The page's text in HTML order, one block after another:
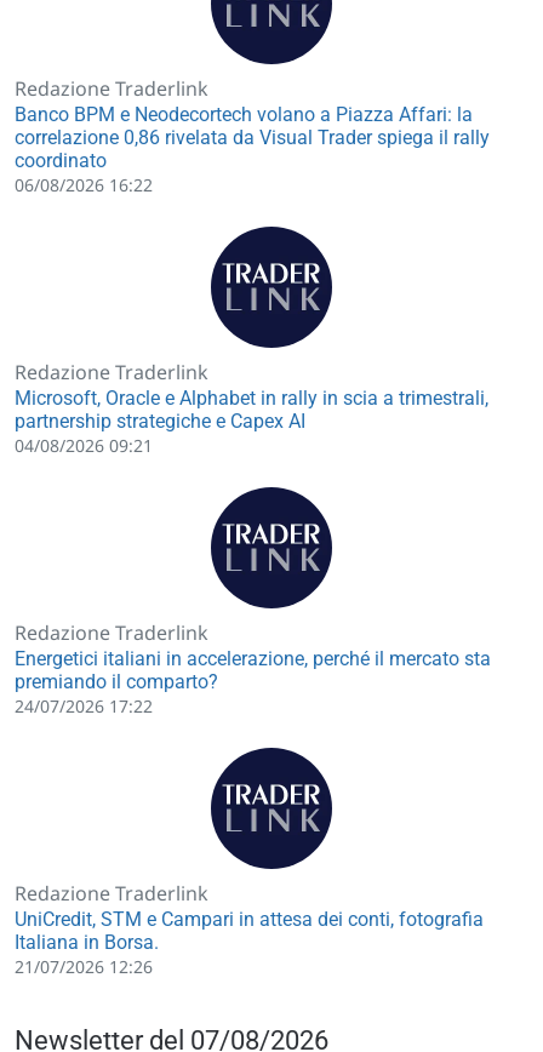
Redazione Traderlink
Banco BPM e Neodecortech volano a Piazza Affari: la
correlazione 0,86 rivelata da Visual Trader spiega il rally
coordinato
06/08/2026 16:22
Redazione Traderlink
Microsoft, Oracle e Alphabet in rally in scia a trimestrali,
partnership strategiche e Capex AI
04/08/2026 09:21
Redazione Traderlink
Energetici italiani in accelerazione, perché il mercato sta
premiando il comparto?
24/07/2026 17:22
Redazione Traderlink
UniCredit, STM e Campari in attesa dei conti, fotografia
Italiana in Borsa.
21/07/2026 12:26
Newsletter del 07/08/2026